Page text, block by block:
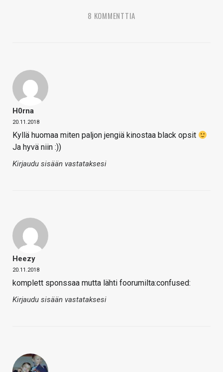
8 KOMMENTTIA
H0rna
20.11.2018
Kyllä huomaa miten paljon jengiä kinostaa black opsit
Ja hyvä niin :))
Kirjaudu sisään vastataksesi
Heezy
20.11.2018
komplett sponssaa mutta lähti foorumilta:confused:
Kirjaudu sisään vastataksesi